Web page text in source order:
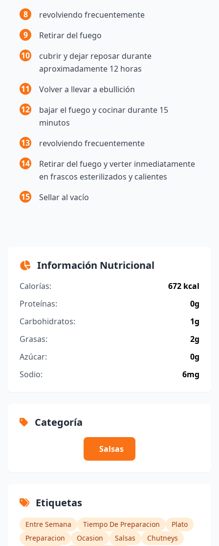
8
revolviendo frecuentemente
9
Retirar del fuego
10
cubrir y dejar reposar durante
aproximadamente 12 horas
11
Volver a llevar a ebullición
12
bajar el fuego y cocinar durante 15
minutos
13
revolviendo frecuentemente
14
Retirar del fuego y verter inmediatamente
en frascos esterilizados y calientes
15
Sellar al vacío
Información Nutricional
Calorías:
672 kcal
Proteínas:
0g
Carbohidratos:
1g
Grasas:
2g
Azúcar:
0g
Sodio:
6mg
Categoría
Salsas
Etiquetas
Entre Semana Tiempo De Preparacion
Plato
Preparacion
Ocasion Salsas
Chutneys